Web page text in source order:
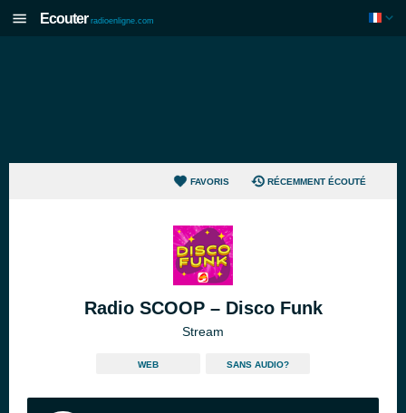
Ecouter radioenligne.com
FAVORIS RÉCEMMENT ÉCOUTÉ
Radio SCOOP – Disco Funk
Stream
WEB SANS AUDIO?